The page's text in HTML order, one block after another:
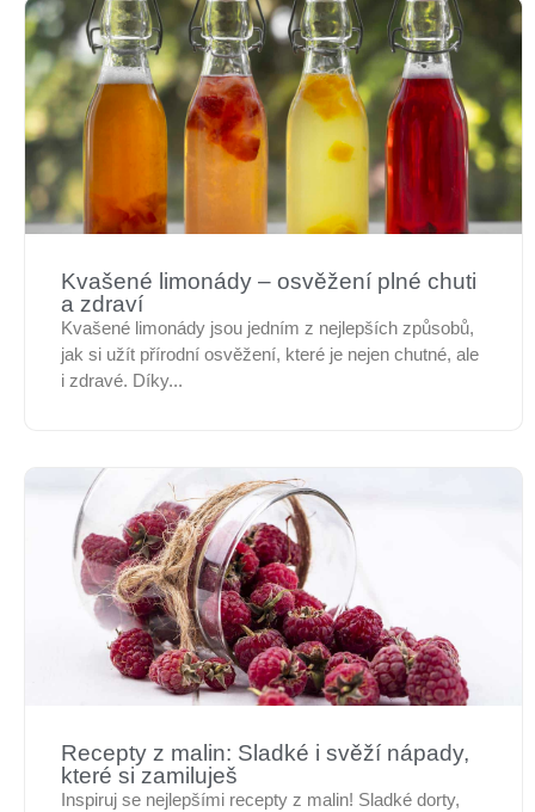
Kvašené limonády – osvěžení plné chuti
a zdraví
Kvašené limonády jsou jedním z nejlepších způsobů,
jak si užít přírodní osvěžení, které je nejen chutné, ale
i zdravé. Díky...
Recepty z malin: Sladké i svěží nápady,
které si zamiluješ
Inspiruj se nejlepšími recepty z malin! Sladké dorty,